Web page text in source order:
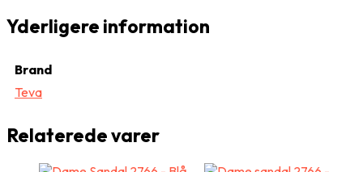
Yderligere information
Brand
Teva
Relaterede varer